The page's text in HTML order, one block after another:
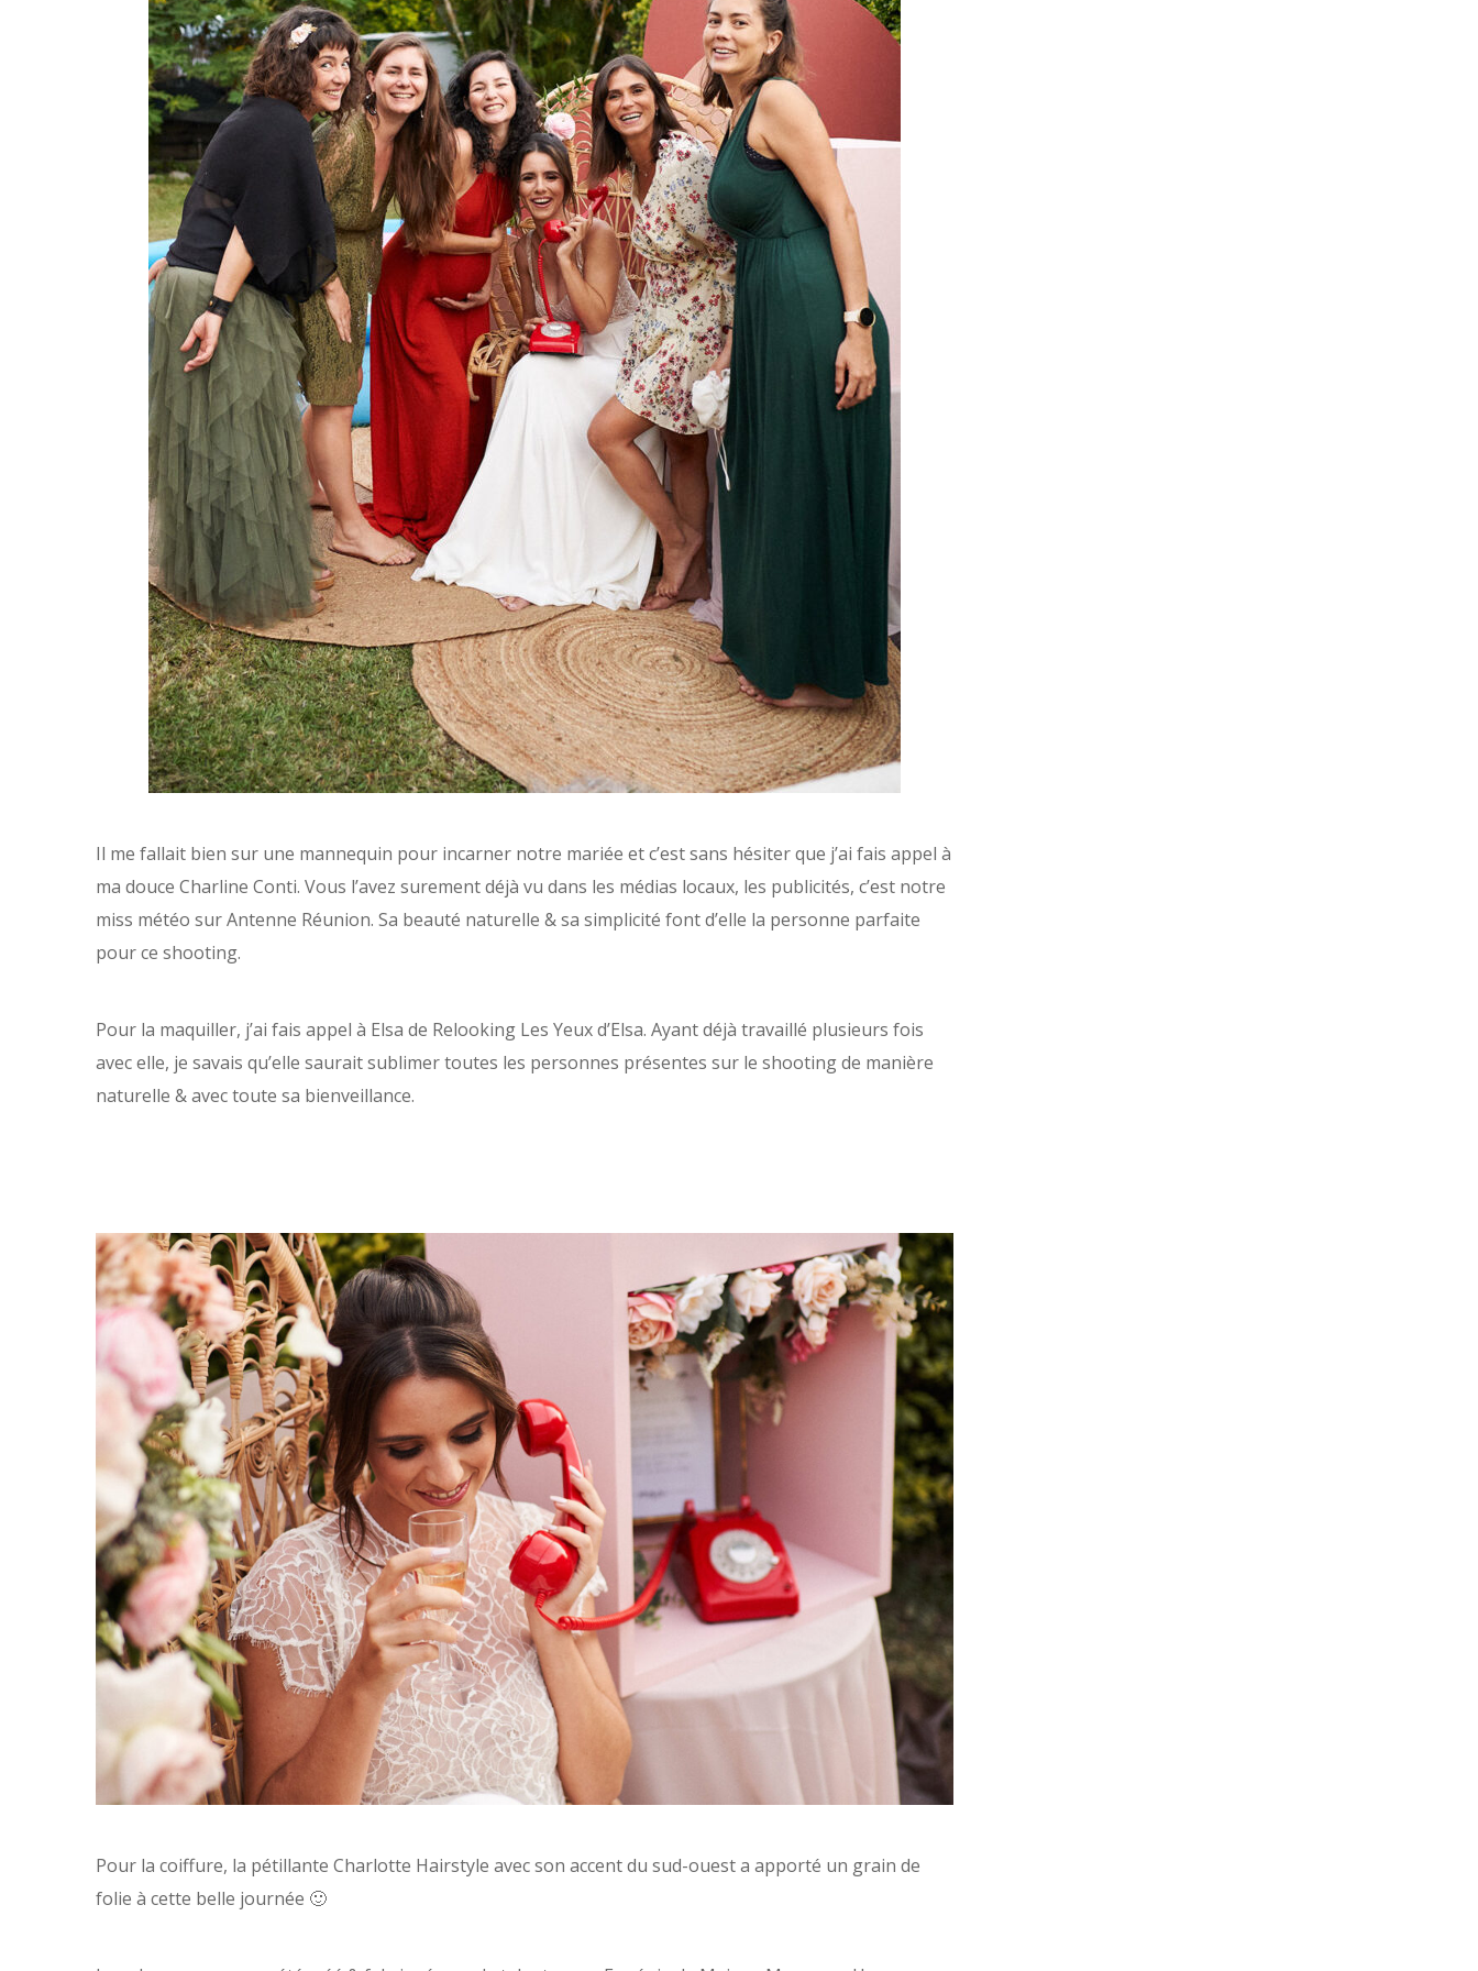
Il me fallait bien sur une mannequin pour incarner notre mariée et c’est sans hésiter que j’ai fais appel à
ma douce Charline Conti. Vous l’avez surement déjà vu dans les médias locaux, les publicités, c’est notre
miss météo sur Antenne Réunion. Sa beauté naturelle & sa simplicité font d’elle la personne parfaite
pour ce shooting.
Pour la maquiller, j’ai fais appel à Elsa de Relooking Les Yeux d’Elsa. Ayant déjà travaillé plusieurs fois
avec elle, je savais qu’elle saurait sublimer toutes les personnes présentes sur le shooting de manière
naturelle & avec toute sa bienveillance.
Pour la coiffure, la pétillante Charlotte Hairstyle avec son accent du sud-ouest a apporté un grain de
folie à cette belle journée 🙂